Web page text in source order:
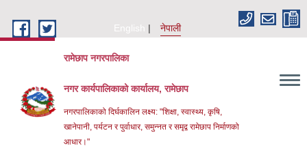
English
नेपाली
रामेछाप नगरपालिका
नगर कार्यपालिकाको कार्यालय, रामेछाप
नगरपालिकाको दिर्घकालिन लक्ष्य: "शिक्षा, स्वास्थ्य, कृषि,
खानेपानी, पर्यटन र पुर्वाधार, समुन्नत र समृद्व रामेछाप निर्माणको
आधार।"